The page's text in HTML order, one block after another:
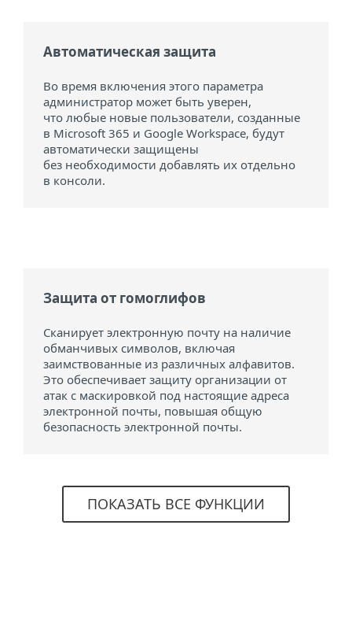
Автоматическая защита
Во время включения этого параметра
администратор может быть уверен,
что любые новые пользователи, созданные
в Microsoft 365 и Google Workspace, будут
автоматически защищены
без необходимости добавлять их отдельно
в консоли.
Защита от гомоглифов
Сканирует электронную почту на наличие
обманчивых символов, включая
заимствованные из различных алфавитов.
Это обеспечивает защиту организации от
атак с маскировкой под настоящие адреса
электронной почты, повышая общую
безопасность электронной почты.
ПОКАЗАТЬ ВСЕ ФУНКЦИИ